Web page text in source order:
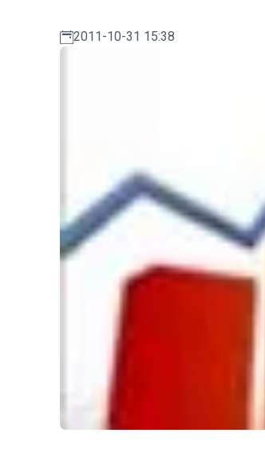
2011-10-31 15:38